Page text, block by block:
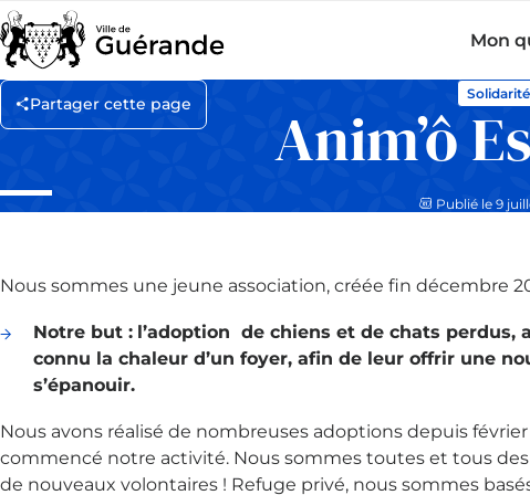
Mon
Anim’ô
Solidarité
Publié le 9
Partager cette page
Nous sommes une jeune association, créée fin décembre
Notre but : l’adoption de chiens et de chats perdus,
connu la chaleur d’un foyer, afin de leur offrir une
s’épanouir.
Nous avons réalisé de nombreuses adoptions depuis
commencé notre activité. Nous sommes toutes et tous
de nouveaux volontaires ! Refuge privé, nous sommes